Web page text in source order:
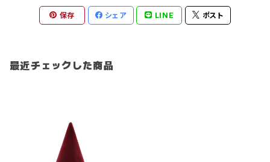
保存 シェア LINE ポスト
最近チェックした商品